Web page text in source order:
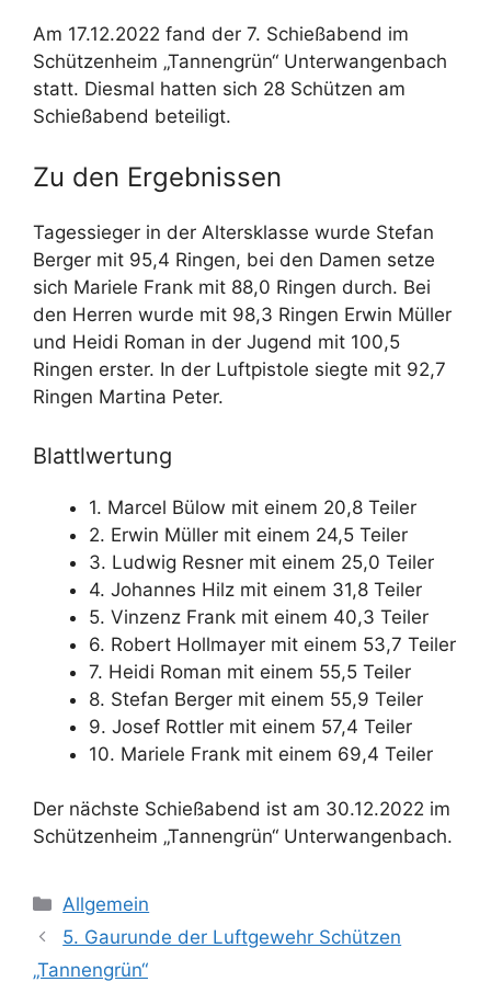
Am 17.12.2022 fand der 7. Schießabend im
Schützenheim „Tannengrün“ Unterwangenbach
statt. Diesmal hatten sich 28 Schützen am
Schießabend beteiligt.
Zu den Ergebnissen
Tagessieger in der Altersklasse wurde Stefan
Berger mit 95,4 Ringen, bei den Damen setze
sich Mariele Frank mit 88,0 Ringen durch. Bei
den Herren wurde mit 98,3 Ringen Erwin Müller
und Heidi Roman in der Jugend mit 100,5
Ringen erster. In der Luftpistole siegte mit 92,7
Ringen Martina Peter.
Blattlwertung
1. Marcel Bülow mit einem 20,8 Teiler
2. Erwin Müller mit einem 24,5 Teiler
3. Ludwig Resner mit einem 25,0 Teiler
4. Johannes Hilz mit einem 31,8 Teiler
5. Vinzenz Frank mit einem 40,3 Teiler
6. Robert Hollmayer mit einem 53,7 Teiler
7. Heidi Roman mit einem 55,5 Teiler
8. Stefan Berger mit einem 55,9 Teiler
9. Josef Rottler mit einem 57,4 Teiler
10. Mariele Frank mit einem 69,4 Teiler
Der nächste Schießabend ist am 30.12.2022 im
Schützenheim „Tannengrün“ Unterwangenbach.
Kategorien
Allgemein
5. Gaurunde der Luftgewehr Schützen
„Tannengrün“